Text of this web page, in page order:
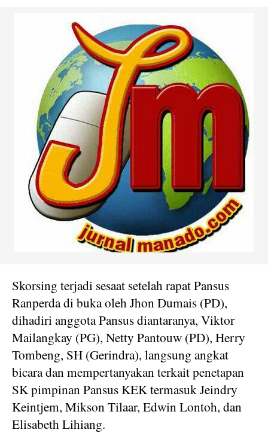
Skorsing terjadi sesaat setelah rapat Pansus
Ranperda di buka oleh Jhon Dumais (PD),
dihadiri anggota Pansus diantaranya, Viktor
Mailangkay (PG), Netty Pantouw (PD), Herry
Tombeng, SH (Gerindra), langsung angkat
bicara dan mempertanyakan terkait penetapan
SK pimpinan Pansus KEK termasuk Jeindry
Keintjem, Mikson Tilaar, Edwin Lontoh, dan
Elisabeth Lihiang.